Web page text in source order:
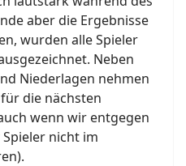
aber die Ergebnisse
wurden alle Spieler
Neben
Niederlagen nehmen
die nächsten
wenn wir entgegen
nicht im